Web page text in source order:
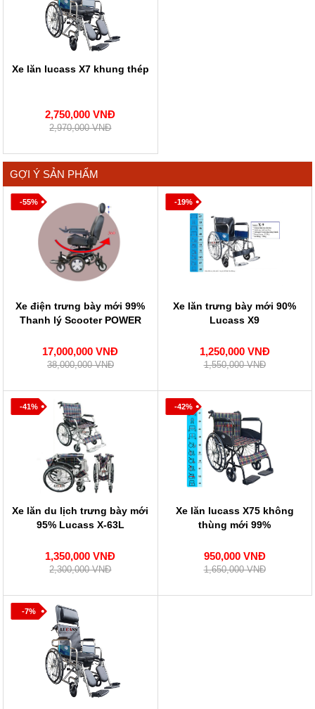
Xe lăn lucass X7 khung thép
2,750,000 VNĐ
2,970,000 VNĐ
GỢI Ý SẢN PHẨM
-55%
Xe điện trưng bày mới 99%
Thanh lý Scooter POWER
17,000,000 VNĐ
38,000,000 VNĐ
-19%
Xe lăn trưng bày mới 90%
Lucass X9
1,250,000 VNĐ
1,550,000 VNĐ
-41%
Xe lăn du lịch trưng bày mới
95% Lucass X-63L
1,350,000 VNĐ
2,300,000 VNĐ
-42%
Xe lăn lucass X75 không
thùng mới 99%
950,000 VNĐ
1,650,000 VNĐ
-7%